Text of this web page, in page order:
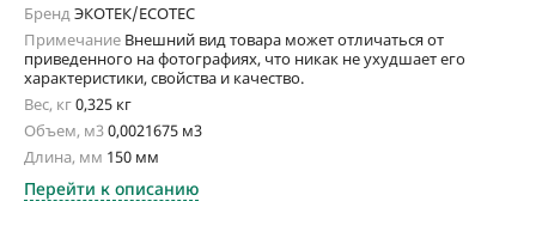
БрендЭКОТЕК/ECOTEC
Примечание Внешний вид товара может отличаться от
приведенного на фотографиях, что никак не ухудшает его
характеристики, свойства и качество.
Вес, кг0,325 кг
Объем, м30,0021675 м3
Длина, мм 150 мм
Перейти к описанию